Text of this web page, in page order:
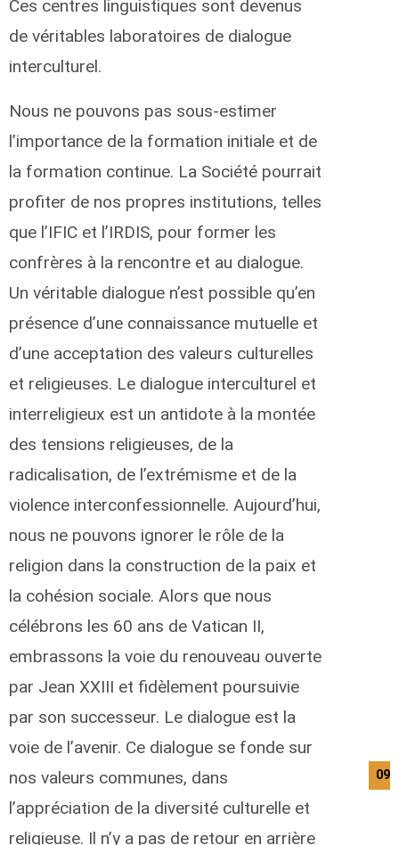
Ces centres linguistiques sont devenus
de véritables laboratoires de dialogue
interculturel.
Nous ne pouvons pas sous-estimer
l’importance de la formation initiale et de
la formation continue. La Société pourrait
profiter de nos propres institutions, telles
que l’IFIC et l’IRDIS, pour former les
confrères à la rencontre et au dialogue.
Un véritable dialogue n’est possible qu’en
présence d’une connaissance mutuelle et
d’une acceptation des valeurs culturelles
et religieuses. Le dialogue interculturel et
interreligieux est un antidote à la montée
des tensions religieuses, de la
radicalisation, de l’extrémisme et de la
violence interconfessionnelle. Aujourd’hui,
nous ne pouvons ignorer le rôle de la
religion dans la construction de la paix et
la cohésion sociale. Alors que nous
célébrons les 60 ans de Vatican II,
embrassons la voie du renouveau ouverte
par Jean XXIII et fidèlement poursuivie
par son successeur. Le dialogue est la
voie de l’avenir. Ce dialogue se fonde sur
nos valeurs communes, dans
l’appréciation de la diversité culturelle et
religieuse. Il n’y a pas de retour en arrière
09/